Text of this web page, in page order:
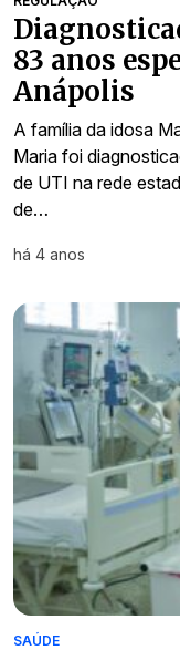
83 anos
Anápolis
A família da idosa
Maria foi
de UTI na rede
de…
há 4 anos
SAÚDE